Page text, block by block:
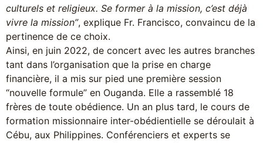
culturels et religieux. Se former à la mission, c’est déjà
vivre la mission”, explique Fr. Francisco, convaincu de la
pertinence de ce choix.
Ainsi, en juin 2022, de concert avec les autres branches
tant dans l’organisation que la prise en charge
financière, il a mis sur pied une première session
“nouvelle formule” en Ouganda. Elle a rassemblé 18
frères de toute obédience. Un an plus tard, le cours de
formation missionnaire inter-obédientielle se déroulait à
Cébu, aux Philippines. Conférenciers et experts se